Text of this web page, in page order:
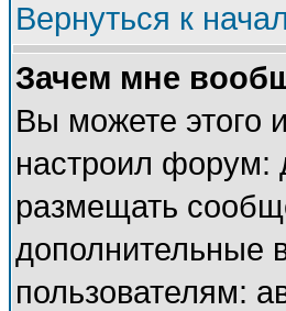
Вернуться к
Зачем мне
Вы можете этого
настроил форум:
размещать
дополнительные
пользователям: